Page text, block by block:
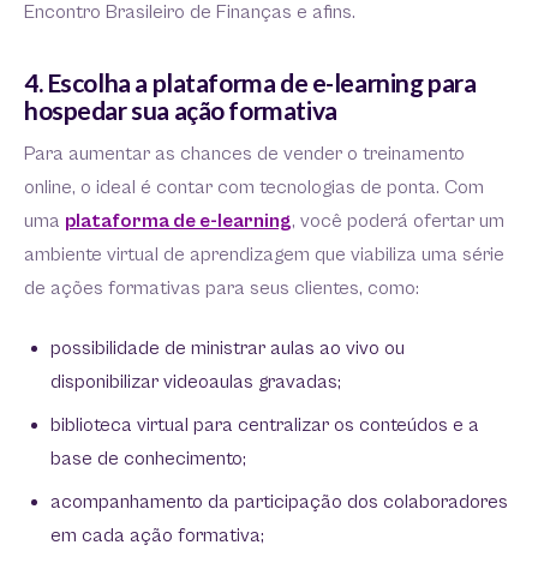
Encontro Brasileiro de Finanças e afins.
4. Escolha a plataforma de e-learning para
hospedar sua ação formativa
Para aumentar as chances de vender o treinamento
online, o ideal é contar com tecnologias de ponta. Com
uma plataforma de e-learning, você poderá ofertar um
ambiente virtual de aprendizagem que viabiliza uma série
de ações formativas para seus clientes, como:
possibilidade de ministrar aulas ao vivo ou
disponibilizar videoaulas gravadas;
biblioteca virtual para centralizar os conteúdos e a
base de conhecimento;
acompanhamento da participação dos colaboradores
em cada ação formativa;